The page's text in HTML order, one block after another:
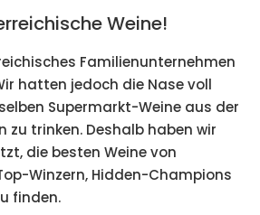
Weine!
Familienunternehmen
hatten jedoch die Nase voll
Supermarkt-Weine aus der
zu trinken. Deshalb haben wir
die besten Weine von
Winzern, Hidden-Champions
finden.